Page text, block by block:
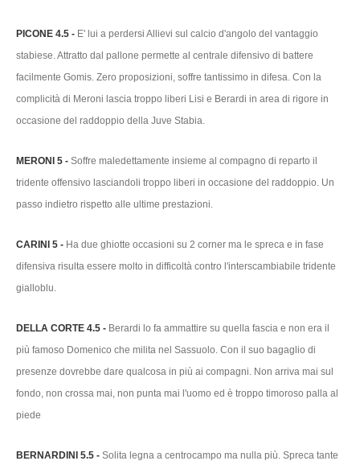
PICONE 4.5 - E' lui a perdersi Allievi sul calcio d'angolo del vantaggio
stabiese. Attratto dal pallone permette al centrale difensivo di battere
facilmente Gomis. Zero proposizioni, soffre tantissimo in difesa. Con la
complicità di Meroni lascia troppo liberi Lisi e Berardi in area di rigore in
occasione del raddoppio della Juve Stabia.
MERONI 5 - Soffre maledettamente insieme al compagno di reparto il
tridente offensivo lasciandoli troppo liberi in occasione del raddoppio. Un
passo indietro rispetto alle ultime prestazioni.
CARINI 5 - Ha due ghiotte occasioni su 2 corner ma le spreca e in fase
difensiva risulta essere molto in difficoltà contro l'interscambiabile tridente
gialloblu.
DELLA CORTE 4.5 - Berardi lo fa ammattire su quella fascia e non era il
più famoso Domenico che milita nel Sassuolo. Con il suo bagaglio di
presenze dovrebbe dare qualcosa in più ai compagni. Non arriva mai sul
fondo, non crossa mai, non punta mai l'uomo ed è troppo timoroso palla al
piede
BERNARDINI 5.5 - Solita legna a centrocampo ma nulla più. Spreca tante